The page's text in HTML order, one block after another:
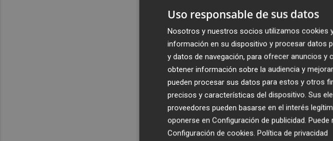
Uso responsable de sus datos
Nosotros y nuestros socios utilizamos cookies
información en su dispositivo y procesar datos
y datos de navegación, para ofrecer anuncios y
obtener información sobre la audiencia y
pueden procesar sus datos para estos y otros
precisos y características del dispositivo. Sus
proveedores pueden basarse en el interés
oponerse en Configuración de publicidad.
Configuración de cookies. Política de privacidad